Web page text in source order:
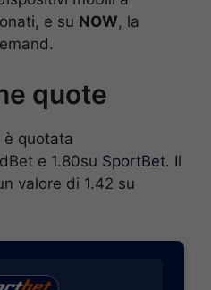
e su NOW, la
quote
è quotata
e 1.80su SportBet. Il
valore di 1.42 su